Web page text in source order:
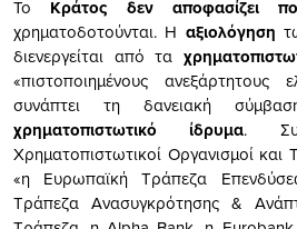
Το Κράτος δεν αποφασίζει
χρηματοδοτούνται. Η αξιολόγηση
διενεργείται από τα
«πιστοποιημένους ανεξάρτητους
συνάπτει τη δανειακή
χρηματοπιστωτικό ίδρυμα.
Χρηματοπιστωτικοί Οργανισμοί και
«η Ευρωπαϊκή Τράπεζα
Τράπεζα Ανασυγκρότησης &